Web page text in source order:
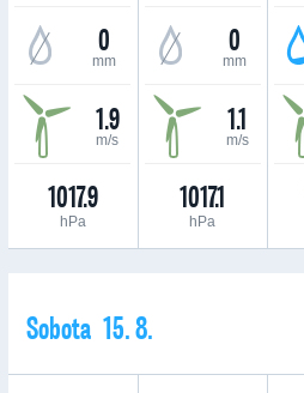
0
mm
1.9
m/s
1017.9
hPa
0
mm
1.1
m/s
1017.1
hPa
Sobota 15. 8.